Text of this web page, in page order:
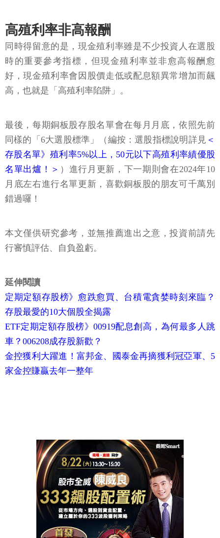
高殖利率非高報酬
同時得留意的是，現金殖利率雖是不少投資人在選股
時的重要參考指標，但現金殖利率並非愈高報酬愈
好，現金殖利率會因股價走低或配息額異常增加而飆
高，也就是「高殖利率陷阱」。
最後，每期銅板股存股名單會在每月月底，依照先前
同樣的「6大選股標準」（編按：選股指標說明詳見 ＜
存股名單》殖利率5%以上，50元以下高殖利率績優股
名單出爐！＞ ）進行月更新，下一期則會在2024年10
月底左右進行名單更新，喜歡銅板股的朋友可千萬別
錯過囉！
本文僅供研究參考，並無推薦進出之意，投資前請先
行審慎評估、自負盈虧。
延伸閱讀
定期定額存股榜》愈跌愈買、台積電貪婪時刻來臨？
存股最愛的10大個股全揭露
ETF定期定額存股榜》00919配息創高，為何最多人跳
車？006208成存股新歡？
金控獲利大躍進！富邦金、國泰金再摘獲利冠亞軍、5
家金控賺贏去年一整年